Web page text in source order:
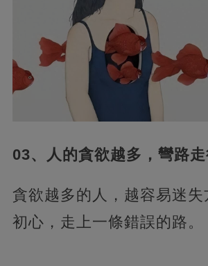
03、人的貪欲越多，彎路
貪欲越多的人，越容易迷失
初心，走上一條錯誤的路。